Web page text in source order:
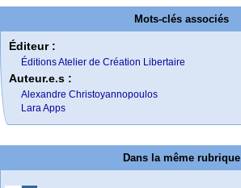
Mots-clés associés
Éditeur :
Éditions Atelier de Création Libertaire
Auteur.e.s :
Alexandre Christoyannopoulos
Lara Apps
Dans la même rubrique